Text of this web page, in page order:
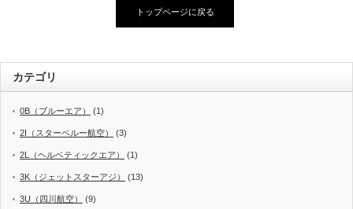
トップページに戻る
カテゴリ
0B（ブルーエア） (1)
2I（スターペルー航空） (3)
2L（ヘルベティックエア） (1)
3K（ジェットスターアジ） (13)
3U（四川航空） (9)